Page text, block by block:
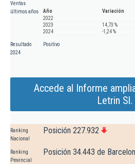
Ventas
últimos años
Año
Variación
2022
2023
14,73 %
2024
-1,24 %
Resultado
2024
Positivo
Accede al Informe
Letrin Sl.
Ranking
Nacional
Posición 227.932
Ranking
Provincial
Posición 34.443 de